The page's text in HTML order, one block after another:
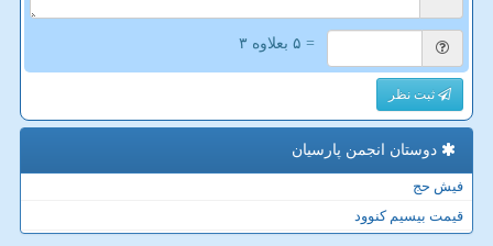
= ۵ بعلاوه ۳
ثبت نظر
دوستان انجمن پارسیان
فیش حج
قیمت بیسیم کنوود